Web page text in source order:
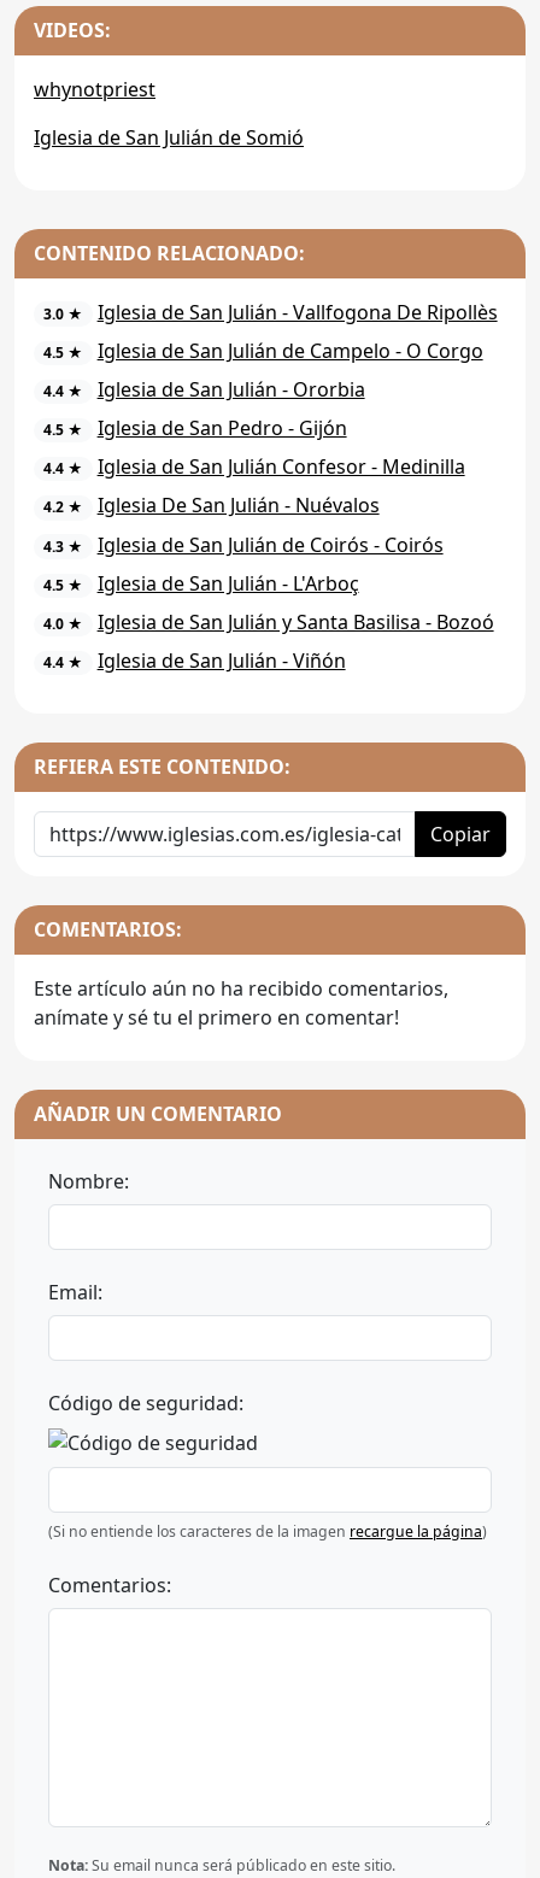
VIDEOS:
whynotpriest
Iglesia de San Julián de Somió
CONTENIDO RELACIONADO:
3.0 ★ Iglesia de San Julián - Vallfogona De Ripollès
4.5 ★ Iglesia de San Julián de Campelo - O Corgo
4.4 ★ Iglesia de San Julián - Ororbia
4.5 ★ Iglesia de San Pedro - Gijón
4.4 ★ Iglesia de San Julián Confesor - Medinilla
4.2 ★ Iglesia De San Julián - Nuévalos
4.3 ★ Iglesia de San Julián de Coirós - Coirós
4.5 ★ Iglesia de San Julián - L'Arboç
4.0 ★ Iglesia de San Julián y Santa Basilisa - Bozoó
4.4 ★ Iglesia de San Julián - Viñón
REFIERA ESTE CONTENIDO:
Copiar
COMENTARIOS:
Este artículo aún no ha recibido comentarios,
anímate y sé tu el primero en comentar!
AÑADIR UN COMENTARIO
Nombre:
Email:
Código de seguridad:
(Si no entiende los caracteres de la imagen recargue la página)
Comentarios:
Nota:Su email nunca será públicado en este sitio.